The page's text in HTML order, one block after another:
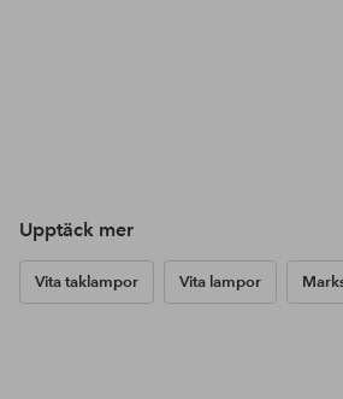
Upptäck mer
Vita taklampor Vita lampor